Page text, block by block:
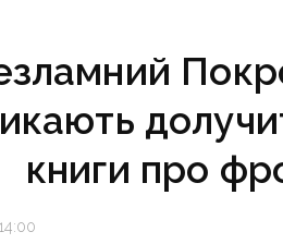
книги про